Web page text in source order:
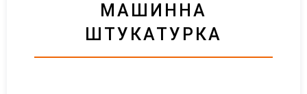
МАШИННА
ШТУКАТУРКА